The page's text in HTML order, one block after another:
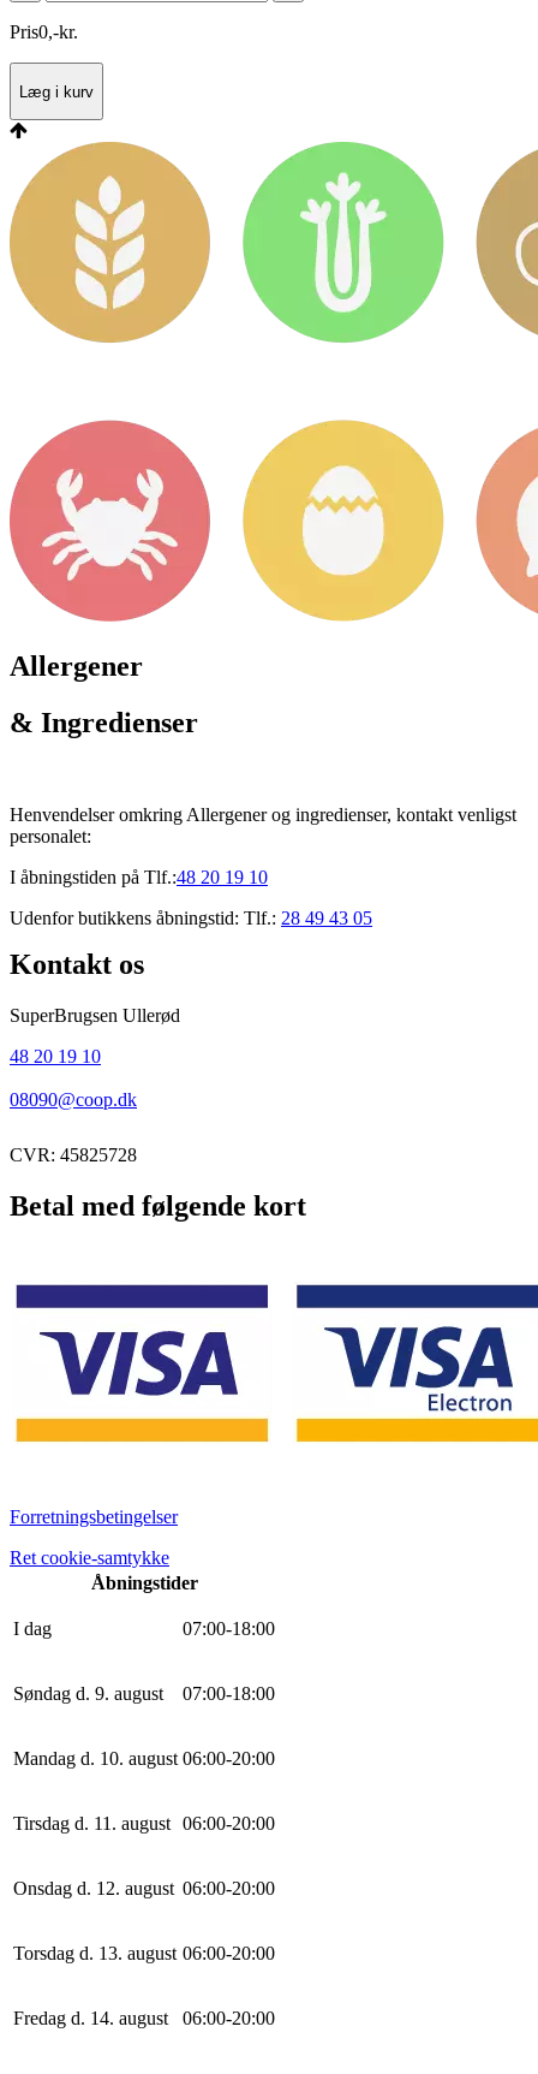
Pris0,-kr.
Læg i kurv
Allergener
& Ingredienser
Henvendelser omkring Allergener og ingredienser, kontakt venligst
personalet:
I åbningstiden på Tlf.:48 20 19 10
Udenfor butikkens åbningstid: Tlf.: 28 49 43 05
Kontakt os
SuperBrugsen Ullerød
48 20 19 10
08090@coop.dk
CVR: 45825728
Betal med følgende kort
Forretningsbetingelser
Ret cookie-samtykke
Åbningstider
I dag 07:00-18:00
Søndag d. 9. august 07:00-18:00
Mandag d. 10. august 06:00-20:00
Tirsdag d. 11. august 06:00-20:00
Onsdag d. 12. august 06:00-20:00
Torsdag d. 13. august 06:00-20:00
Fredag d. 14. august 06:00-20:00